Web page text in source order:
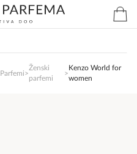
Parfemi>
Ženski
parfemi
>
Kenzo World for
women